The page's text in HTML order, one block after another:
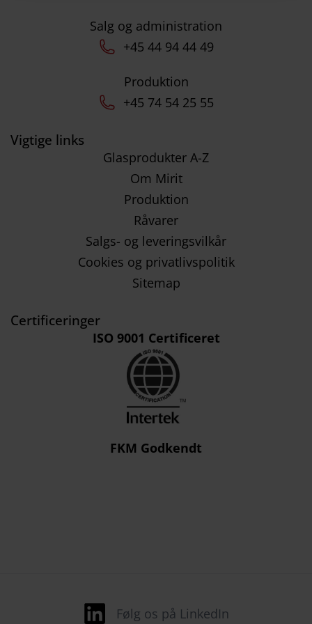
Salg og administration
+45 44 94 44 49
Produktion
+45 74 54 25 55
Vigtige links
Glasprodukter A-Z
Om Mirit
Produktion
Råvarer
Salgs- og leveringsvilkår
Cookies og privatlivspolitik
Sitemap
Certificeringer
ISO 9001 Certificeret
FKM Godkendt
Følg os på LinkedIn